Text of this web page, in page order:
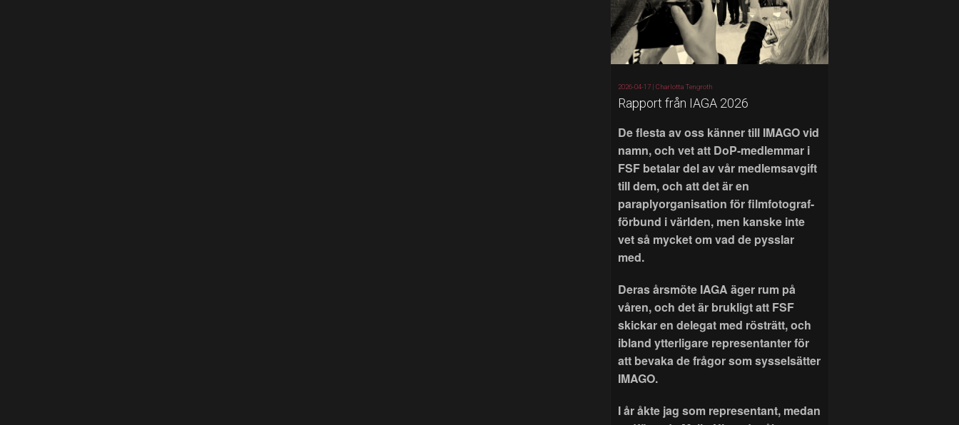
2026-04-17 |Charlotta Tengroth
Rapport från IAGA 2026
De flesta av oss känner till IMAGO vid
namn, och vet att DoP-medlemmar i
FSF betalar del av vår medlemsavgift
till dem, och att det är en
paraplyorganisation för filmfotograf-
förbund i världen, men kanske inte
vet så mycket om vad de pysslar
med.
Deras årsmöte IAGA äger rum på
våren, och det är brukligt att FSF
skickar en delegat med rösträtt, och
ibland ytterligare representanter för
att bevaka de frågor som sysselsätter
IMAGO.
I år åkte jag som representant, medan